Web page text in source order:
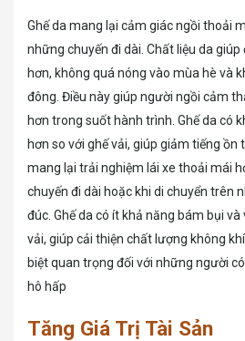
Ghế da mang lại cảm giác ngồi thoải
những chuyến đi dài. Chất liệu da
hơn, không quá nóng vào mùa hè và
đông. Điều này giúp người ngồi cảm
hơn trong suốt hành trình. Ghế da có
hơn so với ghế vải, giúp giảm tiếng ồn
mang lại trải nghiệm lái xe thoải mái
chuyến đi dài hoặc khi di chuyển trên
đúc. Ghế da có ít khả năng bám bụi
vải, giúp cải thiện chất lượng không
biệt quan trọng đối với những người
hô hấp
Tăng Giá Trị Tài Sản